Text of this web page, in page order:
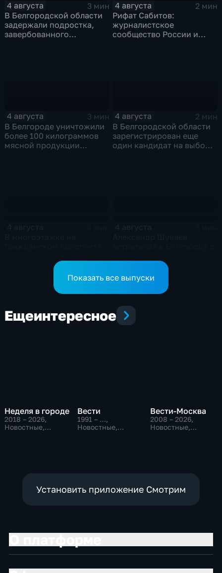
4 августа
3 мин
В Белгородской области
задержали подростка,
завербованного
4 августа
2 мин
Рифат Сабитов:
журналистское
сообщество России и
4 августа
3 мин
В Белгороде уничтожили
более 100 килограммов
мясной продукции
4 августа
2 мин
В Белгородской области
зарегистрирован еще
один кандидат на выборы
тепловой контур по
временной схемеПоказать все выпуски
Ещеинтересное
Неделя в городе
2018 – 2026,
Новостные,
Вести
1991 – …,
Новостные,
Вести-Москва
2008 – 2026,
Новостные,
Установить приложение Смотрим